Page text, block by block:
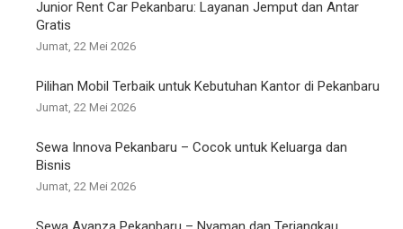
Junior Rent Car Pekanbaru: Layanan Jemput dan Antar
Gratis
Jumat, 22 Mei 2026
Pilihan Mobil Terbaik untuk Kebutuhan Kantor di Pekanbaru
Jumat, 22 Mei 2026
Sewa Innova Pekanbaru – Cocok untuk Keluarga dan
Bisnis
Jumat, 22 Mei 2026